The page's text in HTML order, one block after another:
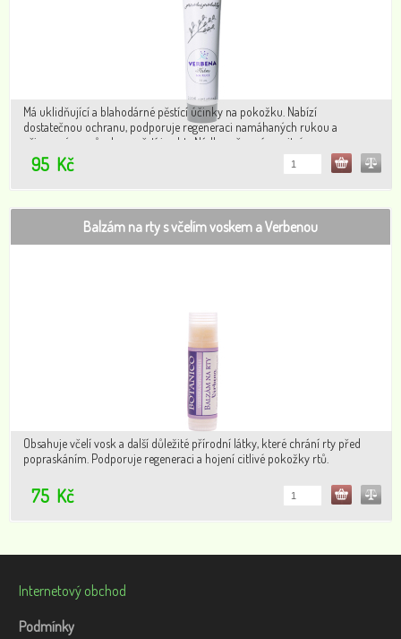
Má uklidňující a blahodárné pěstící účinky na pokožku. Nabízí
dostatečnou ochranu, podporuje regeneraci namáhaných rukou a
přirozeným způsobem pěstí i nehty.Nádherně voní po citrónu.
95 Kč
Balzám na rty s včelím voskem a Verbenou
Obsahuje včelí vosk a další důležité přírodní látky, které chrání rty před
popraskáním. Podporuje regeneraci a hojení citlivé pokožky rtů.
75 Kč
Internetový obchod
Podmínky